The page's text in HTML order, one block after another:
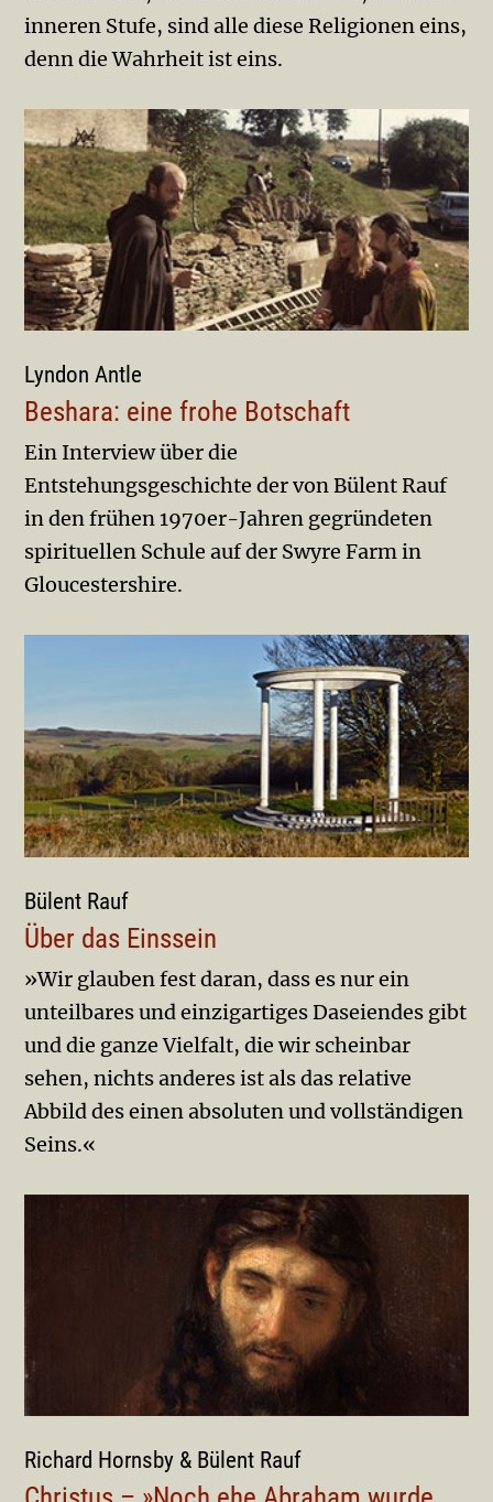
inneren Stufe, sind alle diese Religionen eins,
denn die Wahrheit ist eins.
Lyndon Antle
Beshara: eine frohe Botschaft
Ein Interview über die
Entstehungsgeschichte der von Bülent Rauf
in den frühen 1970er-Jahren gegründeten
spirituellen Schule auf der Swyre Farm in
Gloucestershire.
Bülent Rauf
Über das Einssein
»Wir glauben fest daran, dass es nur ein
unteilbares und einzigartiges Daseiendes gibt
und die ganze Vielfalt, die wir scheinbar
sehen, nichts anderes ist als das relative
Abbild des einen absoluten und vollständigen
Seins.«
Richard Hornsby & Bülent Rauf